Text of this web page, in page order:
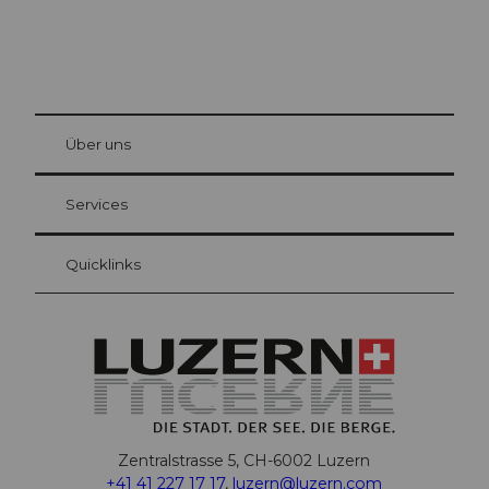
Gästekarte Luzern
Ihre Vorteile als Übernachtungsgast
at Bre
Über uns
Services
Quicklinks
Zentralstrasse 5, CH-6002 Luzern
+41 41 227 17 17, luzern@luzern.com